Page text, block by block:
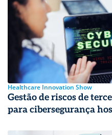
Healthcare Innovation Show
Gestão de riscos de
para cibersegurança